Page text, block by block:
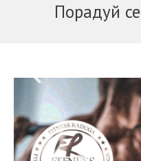
О
Порадуй